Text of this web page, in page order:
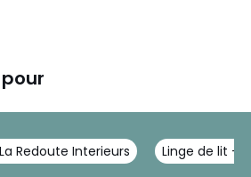
Redoute Interieurs Linge de lit -